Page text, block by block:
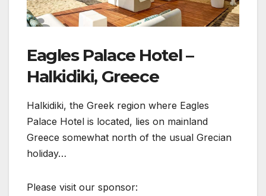
Eagles Palace Hotel –
Halkidiki, Greece
Halkidiki, the Greek region where Eagles
Palace Hotel is located, lies on mainland
Greece somewhat north of the usual Grecian
holiday…
Please visit our sponsor: